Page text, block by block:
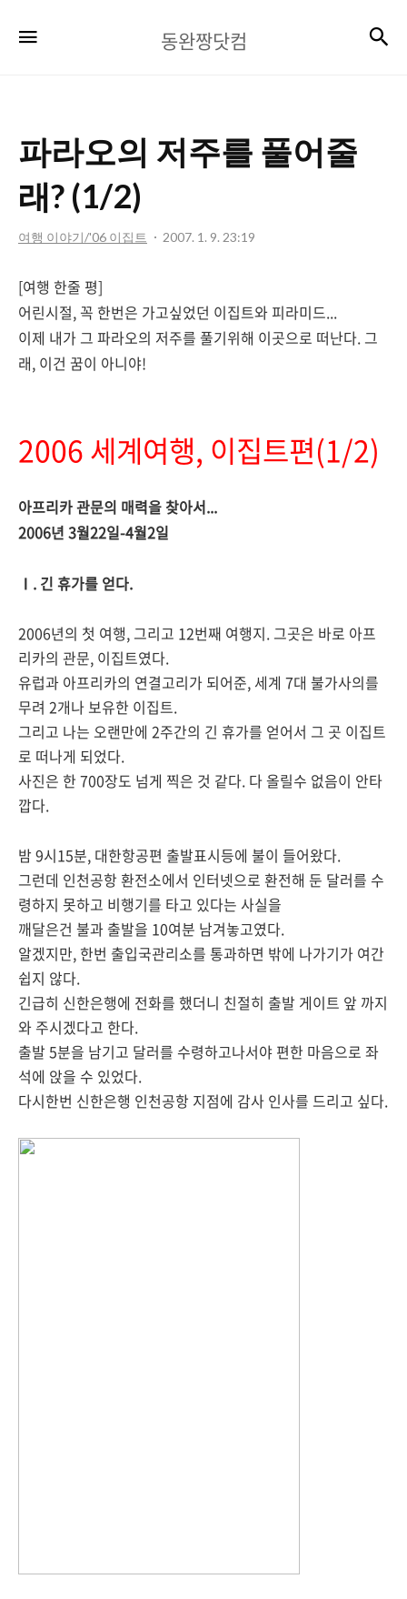
완
컴
동완짱닷컴
파라오의 저주를 풀어줄
래? (1/2)
여행 이야기/'06 이집트 2007. 1. 9. 23:19
[여행 한줄 평]
어린시절, 꼭 한번은 가고싶었던 이집트와 피라미드...
이제 내가 그 파라오의 저주를 풀기위해 이곳으로 떠난다. 그
래, 이건 꿈이 아니야!
2006 세계여행, 이집트편(1/2)
아프리카 관문의 매력을 찾아서...
2006년 3월22일-4월2일
Ⅰ. 긴 휴가를 얻다.
2006년의 첫 여행, 그리고 12번째 여행지. 그곳은 바로 아프
리카의 관문, 이집트였다.
유럽과 아프리카의 연결고리가 되어준, 세계 7대 불가사의를
무려 2개나 보유한 이집트.
그리고 나는 오랜만에 2주간의 긴 휴가를 얻어서 그 곳 이집트
로 떠나게 되었다.
사진은 한 700장도 넘게 찍은 것 같다. 다 올릴수 없음이 안타
깝다.
밤 9시15분, 대한항공편 출발표시등에 불이 들어왔다.
그런데 인천공항 환전소에서 인터넷으로 환전해 둔 달러를 수
령하지 못하고 비행기를 타고 있다는 사실을
깨달은건 불과 출발을 10여분 남겨놓고였다.
알겠지만, 한번 출입국관리소를 통과하면 밖에 나가기가 여간
쉽지 않다.
긴급히 신한은행에 전화를 했더니 친절히 출발 게이트 앞 까지
와 주시겠다고 한다.
출발 5분을 남기고 달러를 수령하고나서야 편한 마음으로 좌
석에 앉을 수 있었다.
다시한번 신한은행 인천공항 지점에 감사 인사를 드리고 싶다.